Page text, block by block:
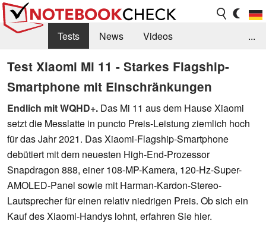
Tests News
Videos
Benchmarks & Tech
Externe Tests
Kaufberatung
Deals Suche
Jobs
Forum
...
Test Xiaomi Mi 11 - Starkes Flagship-
Smartphone mit Einschränkungen
Endlich mit WQHD+. Das Mi 11 aus dem Hause Xiaomi
setzt die Messlatte in puncto Preis-Leistung ziemlich hoch
für das Jahr 2021. Das Xiaomi-Flagship-Smartphone
debütiert mit dem neuesten High-End-Prozessor
Snapdragon 888, einer 108-MP-Kamera, 120-Hz-Super-
AMOLED-Panel sowie mit Harman-Kardon-Stereo-
Lautsprecher für einen relativ niedrigen Preis. Ob sich ein
Kauf des Xiaomi-Handys lohnt, erfahren Sie hier.